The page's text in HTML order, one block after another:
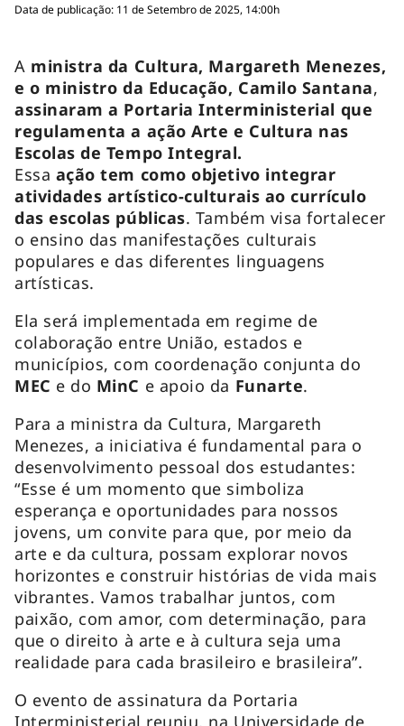
Data de publicação: 11 de Setembro de 2025, 14:00h
A ministra da Cultura, Margareth Menezes,
e o ministro da Educação, Camilo Santana,
assinaram a Portaria Interministerial que
regulamenta a ação Arte e Cultura nas
Escolas de Tempo Integral.
Essa ação tem como objetivo integrar
atividades artístico-culturais ao currículo
das escolas públicas. Também visa fortalecer
o ensino das manifestações culturais
populares e das diferentes linguagens
artísticas.
Ela será implementada em regime de
colaboração entre União, estados e
municípios, com coordenação conjunta do
MEC e do MinC e apoio da Funarte.
Para a ministra da Cultura, Margareth
Menezes, a iniciativa é fundamental para o
desenvolvimento pessoal dos estudantes:
“Esse é um momento que simboliza
esperança e oportunidades para nossos
jovens, um convite para que, por meio da
arte e da cultura, possam explorar novos
horizontes e construir histórias de vida mais
vibrantes. Vamos trabalhar juntos, com
paixão, com amor, com determinação, para
que o direito à arte e à cultura seja uma
realidade para cada brasileiro e brasileira”.
O evento de assinatura da Portaria
Interministerial reuniu, na Universidade de